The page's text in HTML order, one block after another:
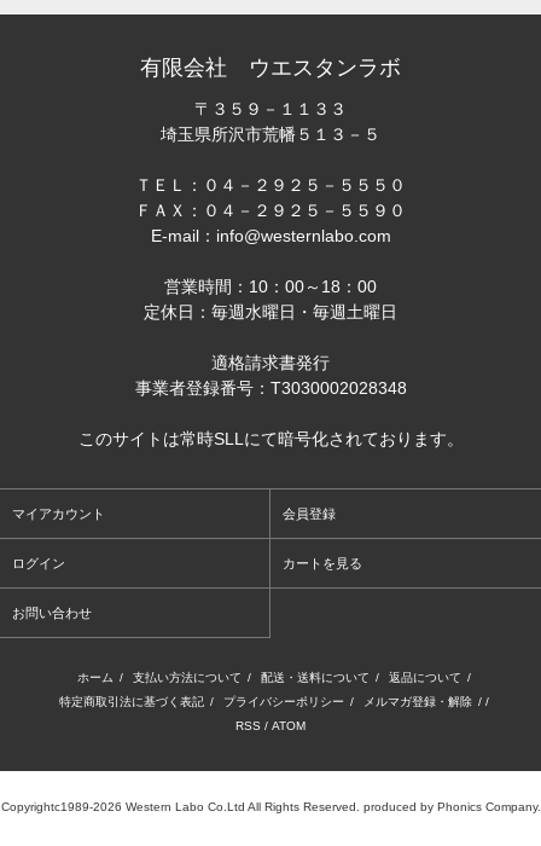
有限会社 ウエスタンラボ
〒３５９－１１３３
埼玉県所沢市荒幡５１３－５
ＴＥＬ：０４－２９２５－５５５０
ＦＡＸ：０４－２９２５－５５９０
E-mail：info@westernlabo.com
営業時間：10：00～18：00
定休日：毎週水曜日・毎週土曜日
適格請求書発行
事業者登録番号：T3030002028348
このサイトは常時SLLにて暗号化されております。
マイアカウント 会員登録
ログイン カートを見る
お問い合わせ
ホーム / 支払い方法について / 配送・送料について / 返品について /
特定商取引法に基づく表記 / プライバシーポリシー / メルマガ登録・解除 / /
RSS / ATOM
Copyrightc1989-2026 Western Labo Co.Ltd All Rights Reserved. produced by Phonics Company.